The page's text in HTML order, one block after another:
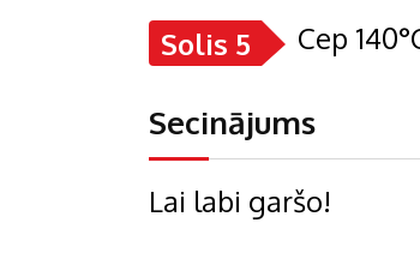
Solis 5 Cep
Secinājums
Lai labi garšo!